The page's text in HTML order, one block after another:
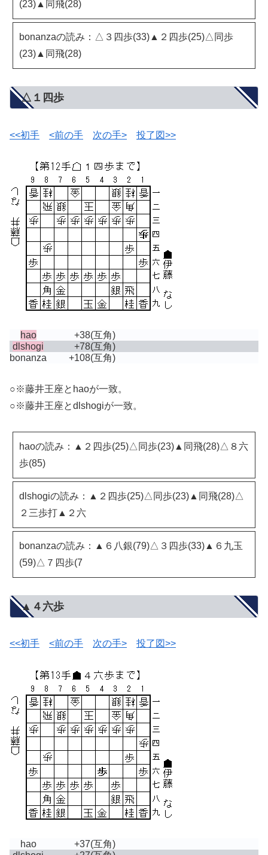
(23)▲同飛(28)
bonanzaの読み：△３四歩(33)▲２四歩(25)△同歩
(23)▲同飛(28)
△１四歩
<<初手 <前の手 次の手> 投了図>>
hao +38(互角)
dlshogi
+78(互角)
bonanza
+108(互角)
○※藤井王座とhaoが一致。
○※藤井王座とdlshogiが一致。
haoの読み：▲２四歩(25)△同歩(23)▲同飛(28)△８六
歩(85)
dlshogiの読み：▲２四歩(25)△同歩(23)▲同飛(28)△
２三歩打▲２六
bonanzaの読み：▲６八銀(79)△３四歩(33)▲６九玉
(59)△７四歩(7
▲４六歩
<<初手 <前の手 次の手> 投了図>>
hao +37(互角)